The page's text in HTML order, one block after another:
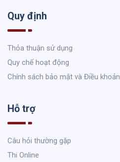
Quy định
Thỏa thuận sử dụng
Quy chế hoạt động
Chính sách bảo mật và Điều khoản
Hỗ trợ
Câu hỏi thường gặp
Thi Online